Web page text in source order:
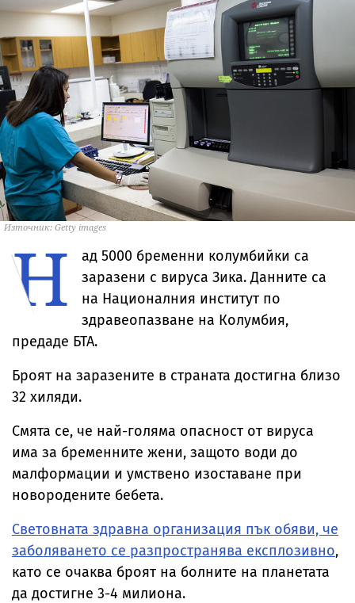
Източник: Getty images
Н
ад 5000 бременни колумбийки са
заразени с вируса Зика. Данните са
на Националния институт по
здравеопазване на Колумбия,
предаде БТА.
Броят на заразените в страната достигна близо
32 хиляди.
Смята се, че най-голяма опасност от вируса
има за бременните жени, защото води до
малформации и умствено изоставане при
новородените бебета.
Световната здравна организация пък обяви, че
заболяването се разпространява експлозивно,
като се очаква броят на болните на планетата
да достигне 3-4 милиона.